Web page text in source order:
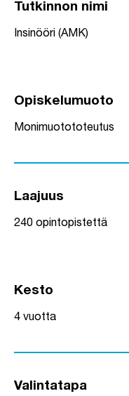
Tutkinnon nimi
Insinööri (AMK)
Opiskelumuoto
Monimuotototeutus
Laajuus
240 opintopistettä
Kesto
4 vuotta
Valintatapa